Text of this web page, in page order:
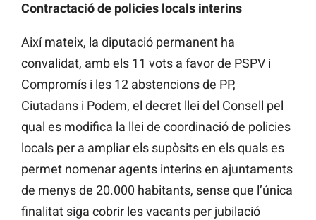
Contractació de policies locals interins
Així mateix, la diputació permanent ha
convalidat, amb els 11 vots a favor de PSPV i
Compromís i les 12 abstencions de PP,
Ciutadans i Podem, el decret llei del Consell pel
qual es modifica la llei de coordinació de policies
locals per a ampliar els supòsits en els quals es
permet nomenar agents interins en ajuntaments
de menys de 20.000 habitants, sense que l’única
finalitat siga cobrir les vacants per jubilació